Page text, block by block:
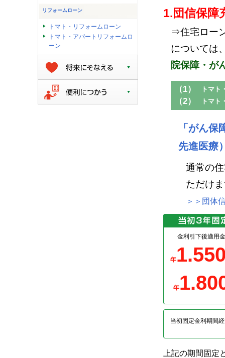
リフォームローン
トマト・リフォームローン
トマト・アパートリフォームロ
ーン
1.団信保障
⇒住宅ロー
については
院保障・が
（1）
（2）
トマト
トマト
「がん
先進医療
通常の
ただけ
＞＞団体
金利引下後適用
年
年
当初固定金利期間
上記の期間固